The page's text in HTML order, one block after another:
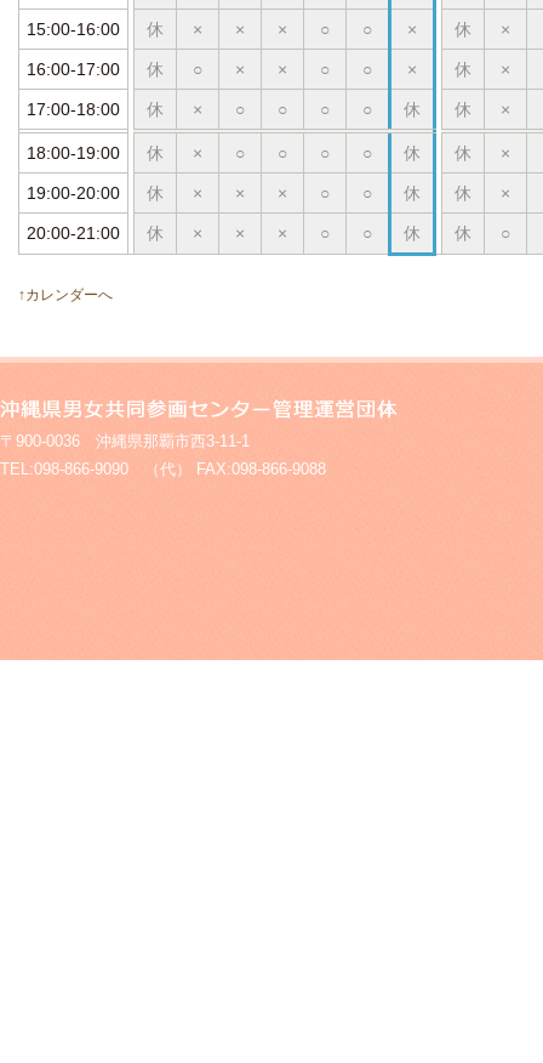
15:00-16:00 休 × × × ○ ○ × 休 ×
16:00-17:00 休 ○ × × ○ ○ × 休 ×
17:00-18:00 休 × ○ ○ ○ ○ 休 休 ×
18:00-19:00 休 × ○ ○ ○ ○ 休 休 ×
19:00-20:00 休 × × × ○ ○ 休 休 ×
20:00-21:00 休 × × × ○ ○ 休 休 ○
↑カレンダーへ
〒900-0036 沖縄県那覇市西3-11-1
TEL:098-866-9090 （代） FAX:098-866-9088